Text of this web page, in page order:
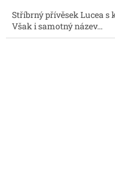
Stříbrný přívěsek Lucea
Však i samotný název...